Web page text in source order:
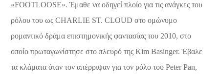
«FOOTLOOSE». Έμαθε να οδηγεί πλοίο για τις ανάγκες του
ρόλου του ως CHARLIE ST. CLOUD στο ομώνυμο
ρομαντικό δράμα επιστημονικής φαντασίας του 2010, στο
οποίο πρωταγωνίστησε στο πλευρό της Kim Basinger. Έβαλε
τα κλάματα όταν τον απέρριψαν για τον ρόλο του Peter Pan,